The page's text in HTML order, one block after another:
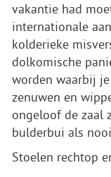
vakantie had
internationale
kolderieke
dolkomische
worden waarbij
zenuwen en
ongeloof de zaal
bulderbui als
Stoelen rechtop